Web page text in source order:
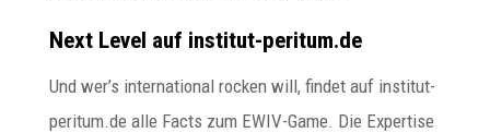
Next Level auf institut-peritum.de
Und wer’s international rocken will, findet auf institut-
peritum.de alle Facts zum EWIV-Game. Die Expertise